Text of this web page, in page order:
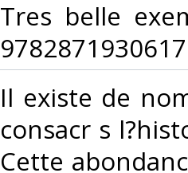
Tres belle
‎Il existe de
consacr s
Cette